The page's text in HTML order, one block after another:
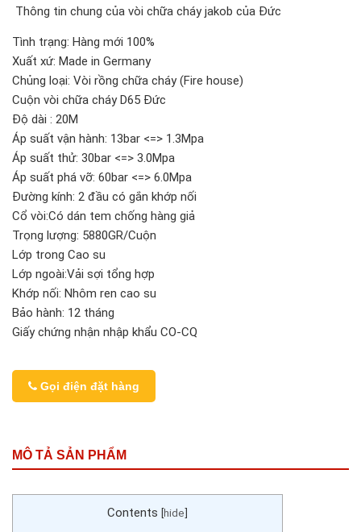
Thông tin chung của vòi chữa cháy jakob của Đức
Tình trạng: Hàng mới 100%
Xuất xứ: Made in Germany
Chủng loại: Vòi rồng chữa cháy (Fire house)
Cuộn vòi chữa cháy D65 Đức
Độ dài : 20M
Áp suất vận hành: 13bar <=> 1.3Mpa
Áp suất thử: 30bar <=> 3.0Mpa
Áp suất phá vỡ: 60bar <=> 6.0Mpa
Đường kính: 2 đầu có gắn khớp nối
Cổ vòi:Có dán tem chống hàng giả
Trọng lượng: 5880GR/Cuộn
Lớp trong Cao su
Lớp ngoài:Vải sợi tổng hợp
Khớp nối: Nhôm ren cao su
Bảo hành: 12 tháng
Giấy chứng nhận nhập khẩu CO-CQ
Gọi điện đặt hàng
MÔ TẢ SẢN PHẨM
Contents [hide]